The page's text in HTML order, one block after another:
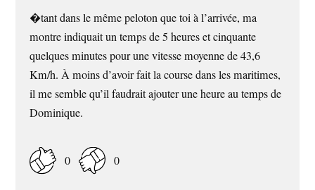
�tant dans le même peloton que toi à l’arrivée, ma
montre indiquait un temps de 5 heures et cinquante
quelques minutes pour une vitesse moyenne de 43,6
Km/h. À moins d’avoir fait la course dans les maritimes,
il me semble qu’il faudrait ajouter une heure au temps de
Dominique.
0 0